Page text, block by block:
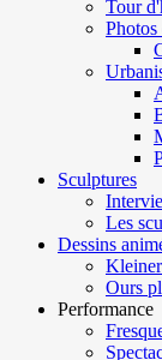
Tour
Photos
Sculptures
Les
Dessins
Ours
Performance